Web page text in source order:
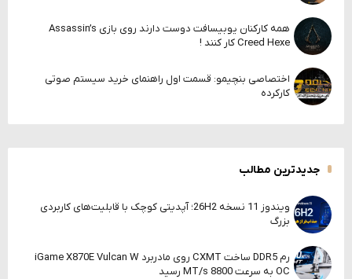
همه کارکنان یوبیسافت دوست دارند روی بازی Assassin’s
Creed Hexe کار کنند !
اختصاصی بنچیمو: قسمت اول راهنمای خرید سیستم صوتی
کارکرده
جدیدترین مطالب
ویندوز 11 نسخه 26H2؛ آپدیتی کوچک با قابلیت‌های کاربردی
بزرگ
رم DDR5 ساخت CXMT روی مادربرد iGame X870E Vulcan W
OC به سرعت 8800 MT/s رسید